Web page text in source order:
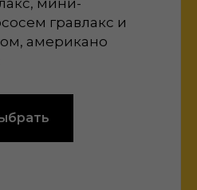
мини-
гравлакс и
американо